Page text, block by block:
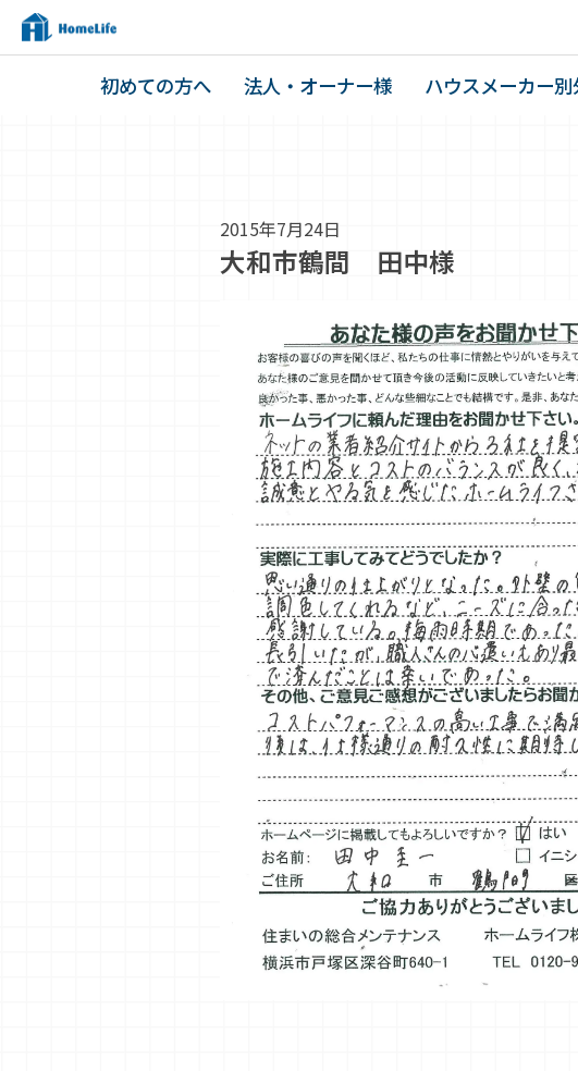
初めての方へ 法人・オーナー様 ハウスメーカー
2015年7月24日
大和市鶴間 田中様